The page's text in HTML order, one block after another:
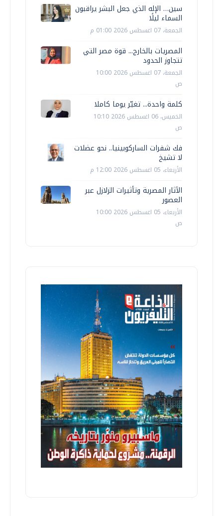
سين… الإله الذي جعل البشر يراقبون
السماء ليلًا
الجمعة، 07 اغسطس 2026 01:00 م
المصريات بالخارج... قوة مصر التي
تتجاوز الحدود
الجمعة، 07 اغسطس 2026 10:00
ص
كلمة واحدة... تغيّر يوما كاملا
الخميس، 06 اغسطس 2026 10:10
ص
فك شفرات الساركوبينيا.. نحو عضلات
لا تشيخ
الأربعاء، 05 اغسطس 2026 12:00 م
الآثار المصرية وتأثيرات الزلازل عبر
العصور
الأربعاء، 05 اغسطس 2026 10:00
ص